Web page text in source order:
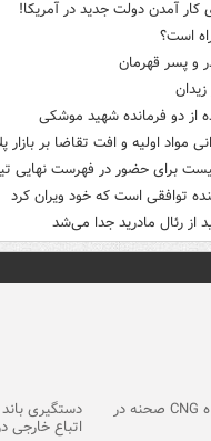
کار آمدن دولت جدید در آمریکا!
است؟
و پسر قهرمان
از دو فرمانده شهید موشکی
مواد اولیه و افت تقاضا بر بازار
توافقی است که خود ویران کرد
از رئال مادرید جدا می‌شد
لحظه انفجار جایگاه CNG صحنه در دستگیری
اتباع خارجی